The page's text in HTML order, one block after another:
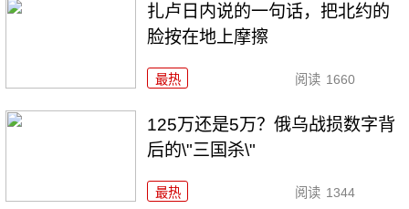
扎卢日内说的一句话，把北约的
脸按在地上摩擦
最热 阅读 1660
125万还是5万？俄乌战损数字背
后的\"三国杀\"
最热 阅读 1344